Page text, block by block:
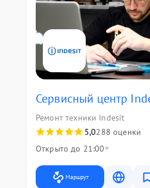
Сервисный центр
Ремонт техники Indesit
5,0288 оценки
Открыто до 21:00
Маршрут